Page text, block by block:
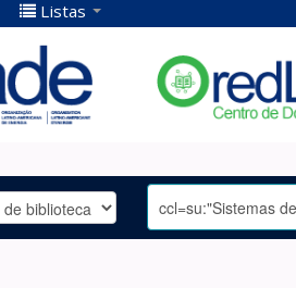
Listas